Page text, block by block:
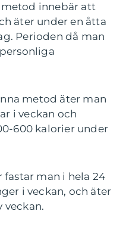
metod innebär att
äter under en åtta
Perioden då man
metod äter man
i veckan och
600 kalorier under
fastar man i hela 24
i veckan, och äter
veckan.